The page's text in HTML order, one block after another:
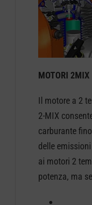
MOTORI 2MIX
Il motore a 2
2-MIX
carburante
delle
ai motori 2
potenza, ma